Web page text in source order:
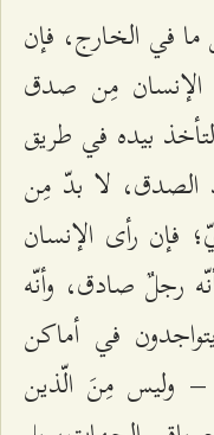
ما في الخارج، فإن
الإنسان مِن صدق
بيده في طريق
الصدق، لا بدّ مِن
فإن رأى الإنسان
رجلٌ صادق، وأنّه
في أماكن
– وليس مِنَ الّذين